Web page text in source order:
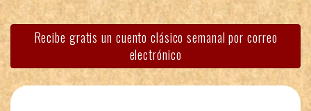
Recibe gratis un cuento clásico semanal por correo
electrónico